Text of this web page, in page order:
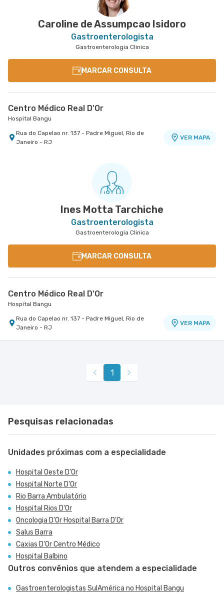
Caroline de Assumpcao Isidoro
Gastroenterologista
Gastroenterologia Clinica
MARCAR CONSULTA
Centro Médico Real D'Or
Hospital Bangu
Rua do Capelao nr. 137 - Padre Miguel, Rio de
Janeiro - RJ
VER MAPA
Ines Motta Tarchiche
Gastroenterologista
Gastroenterologia Clinica
MARCAR CONSULTA
Centro Médico Real D'Or
Hospital Bangu
Rua do Capelao nr. 137 - Padre Miguel, Rio de
Janeiro - RJ
VER MAPA
1
Pesquisas relacionadas
Unidades próximas com a especialidade
Hospital Oeste D'Or
Hospital Norte D'Or
Rio Barra Ambulatório
Hospital Rios D'Or
Oncologia D'Or Hospital Barra D'Or
Salus Barra
Caxias D'Or Centro Médico
Hospital Balbino
Outros convênios que atendem a especialidade
Gastroenterologistas SulAmérica no Hospital Bangu